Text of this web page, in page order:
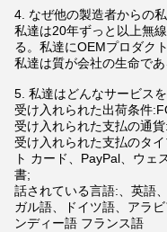
4. なぜ他の製造者からの
私達は20年ずっと以上無
る。私達にOEMプロダク
私達は質が会社の生命であ
5. 私達はどんなサービス
受け入れられた出荷条件
受け入れられた支払の通
受け入れられた支払のタ
ト カード、PayPal、ウェ
書;
話されている言語:、英語
ガル語、ドイツ語、アラ
ンディー語 フランス語